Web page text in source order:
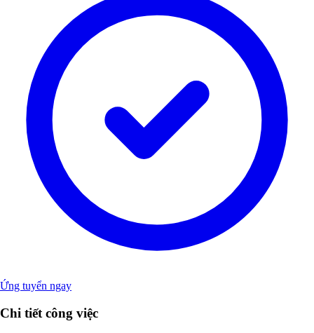
Ứng tuyển ngay
Chi tiết công việc